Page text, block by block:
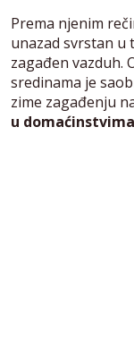
Prema njenim
unazad svrstan
zagađen vazduh.
sredinama je
zime zagađenju
u